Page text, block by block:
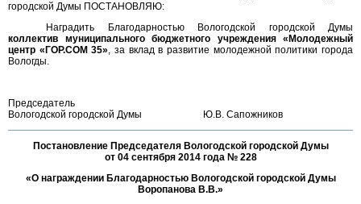
городской Думы ПОСТАНОВЛЯЮ:
Наградить Благодарностью Вологодской городской Думы
коллектив муниципального бюджетного учреждения «Молодежный
центр «ГОР.СОМ 35», за вклад в развитие молодежной политики города
Вологды.
Председатель
Вологодской городской Думы
Ю.В. Сапожников
Постановление Председателя Вологодской городской Думы
от 04 сентября 2014 года № 228
«О награждении Благодарностью Вологодской городской Думы
Воропанова В.В.»